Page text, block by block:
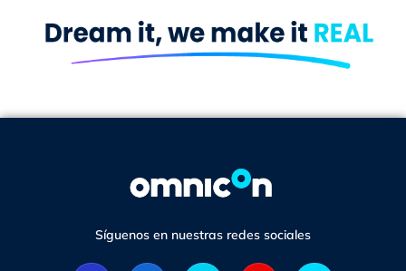
Síguenos en nuestras redes sociales